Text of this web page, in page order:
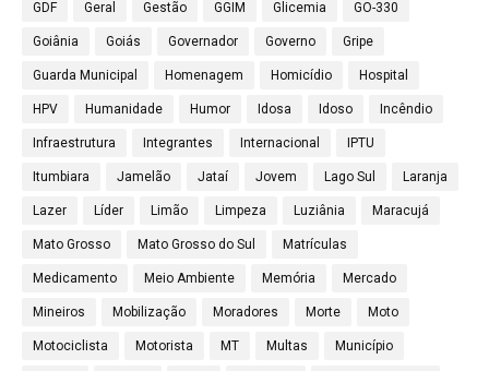
GDF Geral Gestão GGIM Glicemia GO-330
Goiânia Goiás Governador Governo Gripe
Guarda Municipal Homenagem Homicídio Hospital
HPV Humanidade Humor Idosa Idoso Incêndio
Infraestrutura Integrantes Internacional IPTU
Itumbiara Jamelão Jataí Jovem Lago Sul Laranja
Lazer Líder Limão Limpeza Luziânia Maracujá
Mato Grosso Mato Grosso do Sul Matrículas
Medicamento Meio Ambiente Memória Mercado
Mineiros Mobilização Moradores Morte Moto
Motociclista Motorista MT Multas Município